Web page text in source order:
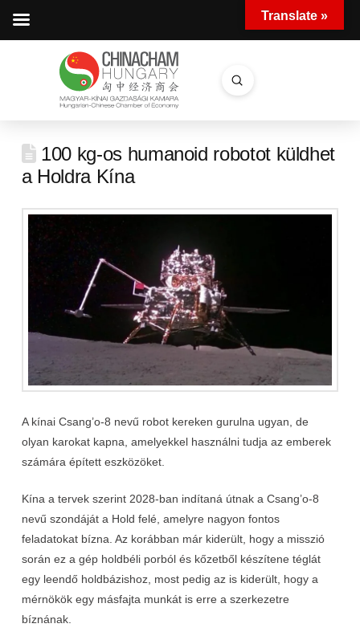
Search
Submit
100 kg-os humanoid robotot küldhet
a Holdra Kína
A kínai Csang’o-8 nevű robot kereken gurulna ugyan, de
olyan karokat kapna, amelyekkel használni tudja az emberek
számára épített eszközöket.
Kína a tervek szerint 2028-ban indítaná útnak a Csang’o-8
nevű szondáját a Hold felé, amelyre nagyon fontos
feladatokat bízna. Az korábban már kiderült, hogy a misszió
során ez a gép holdbéli porból és kőzetből készítene téglát
egy leendő holdbázishoz, most pedig az is kiderült, hogy a
mérnökök egy másfajta munkát is erre a szerkezetre
bíznának.
Translate »